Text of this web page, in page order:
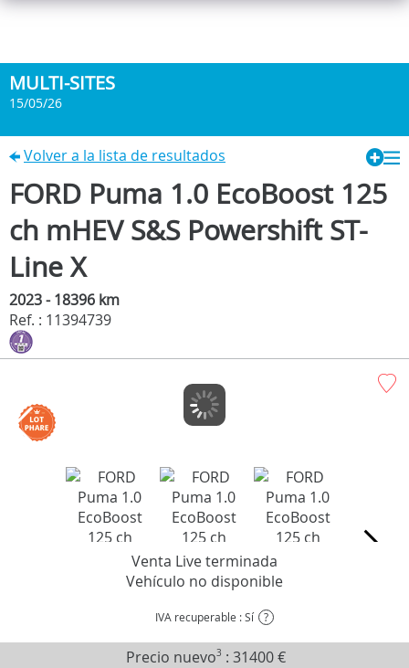
MULTI-SITES
15/05/26
Volver a la lista de resultados
FORD Puma 1.0 EcoBoost 125
ch mHEV S&S Powershift ST-
Line X
2023 - 18396 km
Ref. : 11394739
Venta Live terminada
Vehículo no disponible
IVA recuperable : Sí ?
Precio nuevo3 : 31400 €